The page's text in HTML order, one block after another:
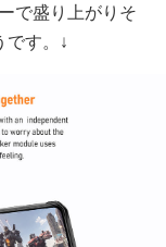
で盛り上がりそ
です。↓